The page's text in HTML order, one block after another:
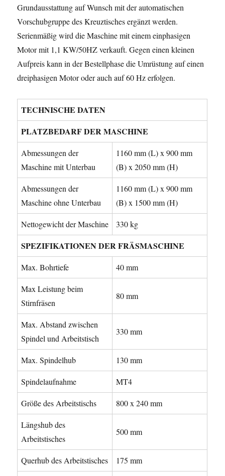
Grundausstattung auf Wunsch mit der automatischen
Vorschubgruppe des Kreuztisches ergänzt werden.
Serienmäßig wird die Maschine mit einem einphasigen
Motor mit 1,1 KW/50HZ verkauft. Gegen einen kleinen
Aufpreis kann in der Bestellphase die Umrüstung auf einen
dreiphasigen Motor oder auch auf 60 Hz erfolgen.
TECHNISCHE DATEN
PLATZBEDARF DER MASCHINE
Abmessungen der
Maschine mit Unterbau
1160 mm (L) x 900 mm
(B) x 2050 mm (H)
Abmessungen der
Maschine ohne Unterbau
1160 mm (L) x 900 mm
(B) x 1500 mm (H)
Nettogewicht der Maschine 330 kg
SPEZIFIKATIONEN DER FRÄSMASCHINE
Max. Bohrtiefe 40 mm
Max Leistung beim
Stirnfräsen
80 mm
Max. Abstand zwischen
Spindel und Arbeitstisch
330 mm
Max. Spindelhub 130 mm
Spindelaufnahme MT4
Größe des Arbeitstischs 800 x 240 mm
Längshub des
Arbeitstisches
500 mm
Querhub des Arbeitstisches 175 mm